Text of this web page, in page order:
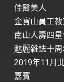
佳醫美人
金寶山員工
南山人壽四
魅麗雜誌十
2019年11月
嘉賓